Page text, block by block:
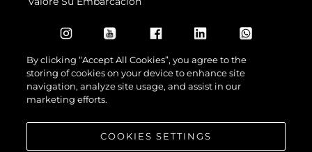
© 2026 Sunseeker London Group.Reservados todos los derechos.
By clicking “Accept All Cookies”, you agree to the
storing of cookies on your device to enhance site
navigation, analyze site usage, and assist in our
marketing efforts.
COOKIES SETTINGS